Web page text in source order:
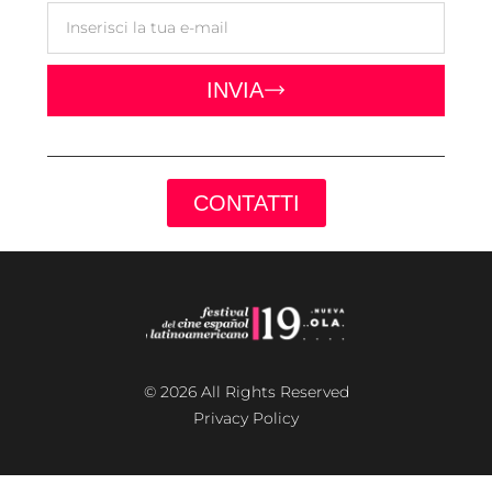
INVIA
CONTATTI
© 2026 All Rights Reserved
Privacy Policy